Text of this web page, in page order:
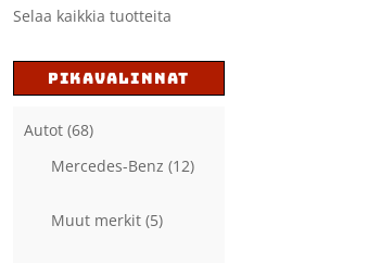
Selaa kaikkia tuotteita
PIKAVALINNAT
Autot (68)
Mercedes-Benz (12)
Muut merkit (5)